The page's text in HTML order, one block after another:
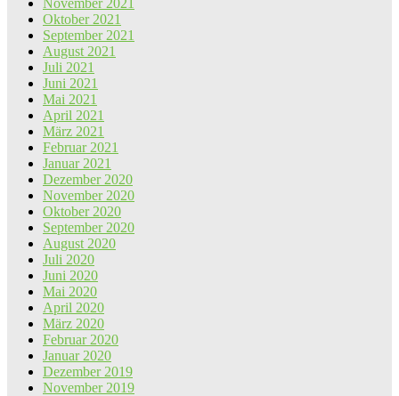
Oktober 2021
September 2021
August 2021
Juli 2021
Juni 2021
Mai 2021
April 2021
März 2021
Februar 2021
Januar 2021
Dezember 2020
November 2020
Oktober 2020
September 2020
August 2020
Juli 2020
Juni 2020
Mai 2020
April 2020
März 2020
Februar 2020
Januar 2020
Dezember 2019
November 2019